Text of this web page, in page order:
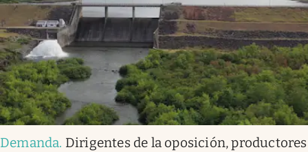
Demanda. Dirigentes de la oposición, productores